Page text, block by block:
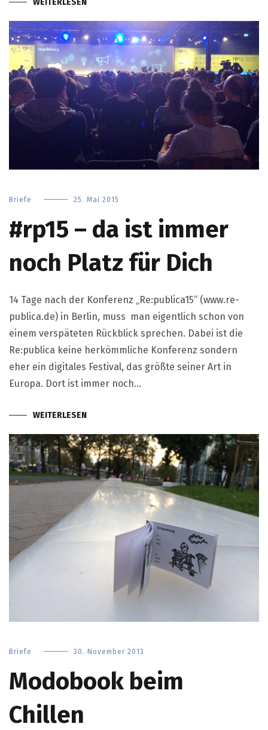
Briefe 25. Mai 2015
#rp15 – da ist immer
noch Platz für Dich
14 Tage nach der Konferenz „Re:publica15“ (www.re-
publica.de) in Berlin, muss man eigentlich schon von
einem verspäteten Rückblick sprechen. Dabei ist die
Re:publica keine herkömmliche Konferenz sondern
eher ein digitales Festival, das größte seiner Art in
Europa. Dort ist immer noch…
WEITERLESEN
Briefe 30. November 2013
Modobook beim
Chillen